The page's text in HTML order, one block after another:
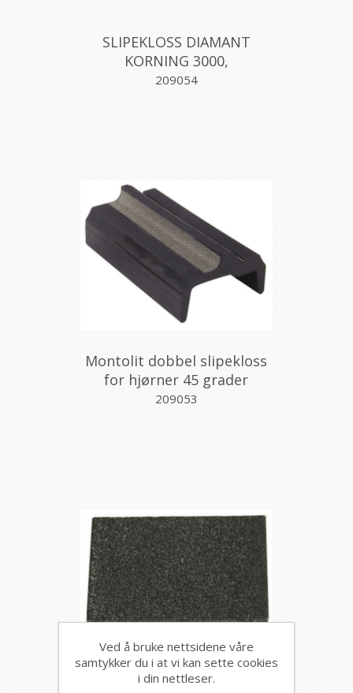
SLIPEKLOSS DIAMANT
KORNING 3000,
MONOTOLIT
209054
Montolit dobbel slipekloss
for hjørner 45 grader
209053
NT viskelær
Ved å bruke nettsidene våre
samtykker du i at vi kan sette cookies
i din nettleser.